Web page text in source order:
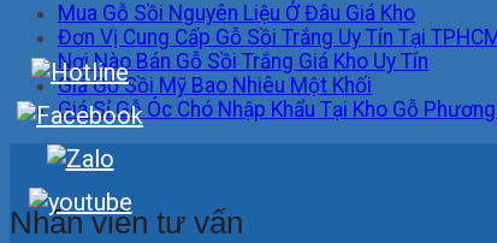
Mua Gỗ Sồi Nguyên Liệu Ở Đâu Giá Kho
Đơn Vị Cung Cấp Gỗ Sồi Trắng Uy Tín Tại TPHCM
Nơi Nào Bán Gỗ Sồi Trắng Giá Kho Uy Tín
Giá Gỗ Sồi Mỹ Bao Nhiêu Một Khối
Giá Sỉ Gỗ Óc Chó Nhập Khẩu Tại Kho Gỗ
Nhân viên tư vấn